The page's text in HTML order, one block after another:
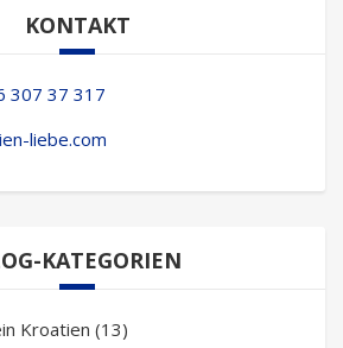
KONTAKT
307 37 317
liebe.com
KATEGORIEN
Kroatien (13)